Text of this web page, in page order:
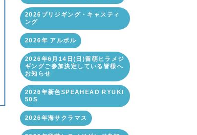
2026ブリジギング・キャスティ
ング
2026年 アルボル
2026年6月14日(日)留萌ヒラメジ
ギングご参加決定している皆様へ
お知らせ
2026年新色SPEAHEAD RYUKI
50S
2026年海サクラマス